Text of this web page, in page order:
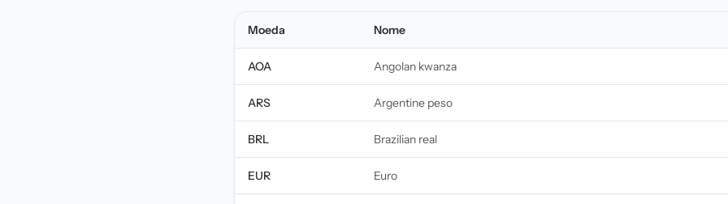
Moeda Nome
AOA Angolan kwanza
ARS Argentine peso
BRL Brazilian real
EUR Euro